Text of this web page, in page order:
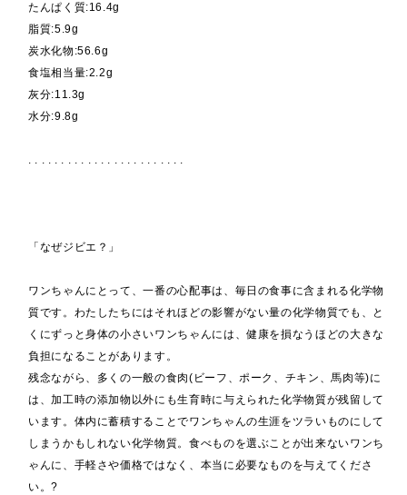
たんぱく質:16.4g
脂質:5.9g
炭水化物:56.6g
食塩相当量:2.2g
灰分:11.3g
水分:9.8g
. . . . . . . . . . . . . . . . . . . . . . . .
「なぜジビエ？」
ワンちゃんにとって、一番の心配事は、毎日の食事に含まれる化学物
質です。わたしたちにはそれほどの影響がない量の化学物質でも、と
くにずっと身体の小さいワンちゃんには、健康を損なうほどの大きな
負担になることがあります。
残念ながら、多くの一般の食肉(ビーフ、ポーク、チキン、馬肉等)に
は、加工時の添加物以外にも生育時に与えられた化学物質が残留して
います。体内に蓄積することでワンちゃんの生涯をツラいものにして
しまうかもしれない化学物質。食べものを選ぶことが出来ないワンち
ゃんに、手軽さや価格ではなく、本当に必要なものを与えてくださ
い。?